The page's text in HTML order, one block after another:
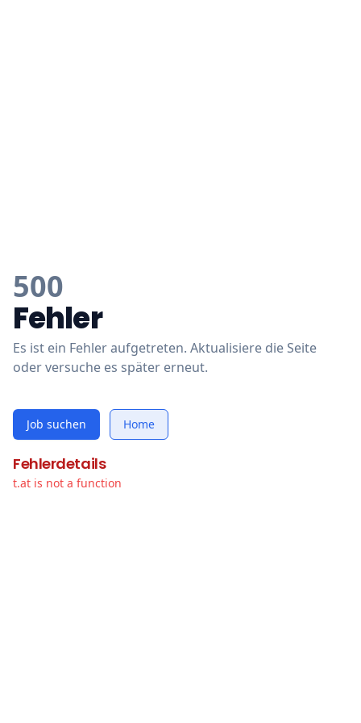
500
Fehler
Es ist ein Fehler aufgetreten. Aktualisiere die Seite
oder versuche es später erneut.
Job suchen Home
Fehlerdetails
t.at is not a function